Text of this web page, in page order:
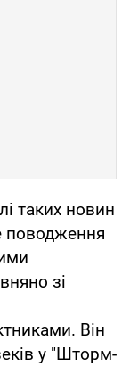
таких новин
поводження
зі
Він
у "Шторм-